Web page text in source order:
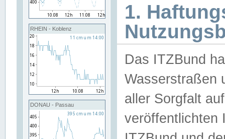
RHEIN - Koblenz
DONAU - Passau
1.
Das ITZBund
Wasserstraßen
aller Sorgfalt
veröffentlichten